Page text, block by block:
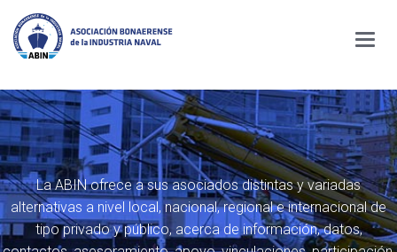
Menú
La ABIN ofrece a sus asociados distintas y variadas
alternativas a nivel local, nacional,regional e internacional de
tipo privado y público, acerca de información, datos,